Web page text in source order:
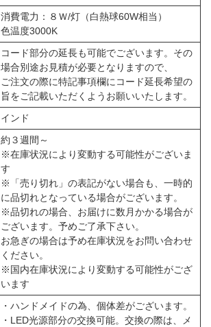
消費電力：８Ｗ/灯（白熱球60W相当）
色温度3000K
コード部分の延長も可能でございます。その
場合別途お見積が必要となりますので、
ご注文の際に特記事項欄にコード延長希望の
旨をご記載いただくようお願いいたします。
インド
約３週間～
※在庫状況により変動する可能性がございま
す
※「売り切れ」の表記がない場合も、一時的
に品切れとなっている場合がございます。
※品切れの場合、お届けに数月かかる場合が
ございます。予めご了承下さい。
お急ぎの場合は予め在庫状況をお問い合わせ
ください。
※国内在庫状況により変動する可能性がござ
います
・ハンドメイドの為、個体差がございます。
・LED光源部分の交換可能。交換の際は、メ